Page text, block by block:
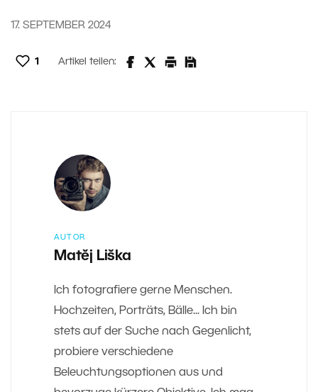
17. SEPTEMBER 2024
1 Artikel teilen:
AUTOR
Matěj Liška
Ich fotografiere gerne Menschen.
Hochzeiten, Porträts, Bälle... Ich bin
stets auf der Suche nach Gegenlicht,
probiere verschiedene
Beleuchtungsoptionen aus und